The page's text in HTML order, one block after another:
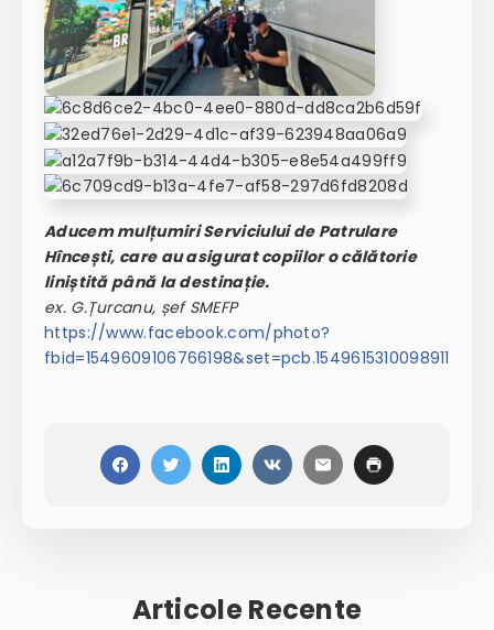
Aducem mulțumiri Serviciului de Patrulare
Hîncești, care au asigurat copiilor o călătorie
liniștită până la destinație.
ex. G.Țurcanu, șef SMEFP
https://www.facebook.com/photo?
fbid=1549609106766198&set=pcb.1549615310098911
Articole Recente